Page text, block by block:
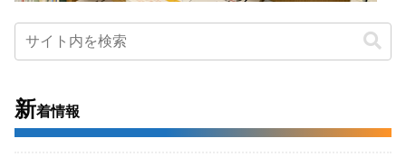
新着情報